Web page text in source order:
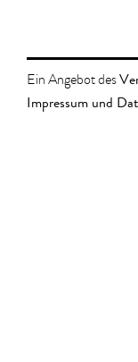
Ein Angebot des
Impressum und